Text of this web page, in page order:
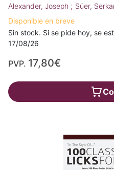
Alexander, Joseph ; Süer,
Disponible en breve
Sin stock. Si se pide hoy, se
17/08/26
PVP. 17,80€